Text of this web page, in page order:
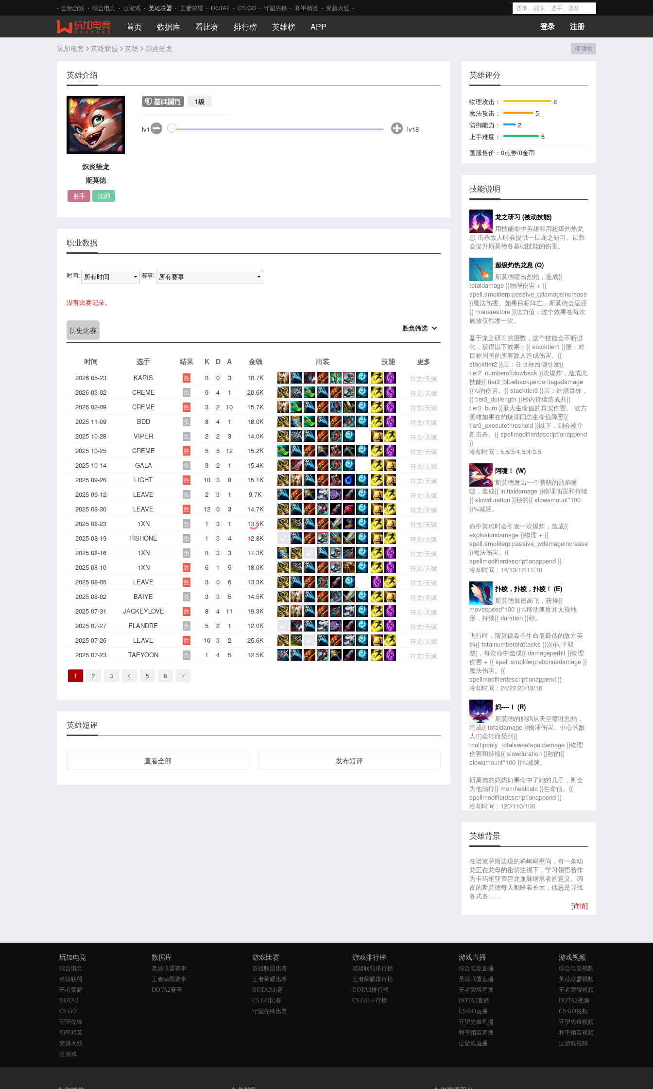
全部游戏 综合电竞 泛游戏 英雄联盟 王者荣耀 DOTA2 CS:GO 守望先锋 和平精英 穿越火线
首页 数据库 看比赛 排行榜 英雄榜 APP 登录 注册
玩加电竞 英雄联盟 英雄 炽炎雏龙 移动站
英雄介绍
炽炎雏龙
斯莫德
射手 法师
1级
lv1 lv18
职业数据
时间: 赛事:
没有比赛记录。
历史比赛 胜负筛选
时间 选手 结果 K D A 金钱 出装 技能 更多
2026 05-23 KARIS 胜 8 0 3 18.7K
符文/天赋
2026 03-02
CREME 负 9 4 1 20.6K
符文/天赋
2026 02-09
CREME 胜 3 2 10 15.7K
符文/天赋
2025 11-09
BDD 负 8 4 1 18.0K
符文/天赋
2025 10-28
VIPER 负 2 2 3 14.0K
符文/天赋
2025 10-25
CREME 胜 5 5 12 15.2K
符文/天赋
2025 10-14
GALA 负 3 2 1 15.4K
符文/天赋
2025 09-26
LIGHT 胜 10 3 8 15.1K
符文/天赋
2025 09-12
LEAVE 负 2 3 1 9.7K
符文/天赋
2025 08-30
LEAVE 胜 12 0 3 14.7K
符文/天赋
2025 08-23
1XN 负 1 3 1 13.5K
符文/天赋
2025 08-19
FISHONE 负 1 3 4 12.8K
符文/天赋
2025 08-16
1XN 负 8 3 3 17.3K
符文/天赋
2025 08-10
1XN 胜 6 1 5 18.0K
符文/天赋
2025 08-05
LEAVE 胜 3 0 6 13.3K
符文/天赋
2025 08-02
BAIYE 负 3 3 5 14.5K
符文/天赋
2025 07-31
JACKEYLOVE 胜 8 4 11 19.3K
符文/天赋
2025 07-27
FLANDRE 负 5 2 1 12.0K
符文/天赋
2025 07-26
LEAVE 胜 10 3 2 25.6K
符文/天赋
2025 07-23
TAEYOON 负 1 4 5 12.5K 符文/天赋
1 2 3 4 5 6 7
英雄短评
发布短评
查看全部
英雄评分
物理攻击：
8
魔法攻击：
5
防御能力：
2
上手难度：
6
国服售价：0点券/0金币
技能说明
龙之研习 (被动技能)
用技能命中英雄和用超级灼热龙
息 击杀敌人时会提供一层龙之研习。层数
会提升斯莫德各基础技能的伤害。
超级灼热龙息 (Q)
斯莫德喷出烈焰，造成{{
totaldamage }}物理伤害 +{{
spell.smolderp:passive_qdamageincrease
}}魔法伤害。如果目标阵亡，斯莫德会返还
{{ manarestore }}法力值 ，这个效果在每次
施放仅触发一次。
基于龙之研习的层数，这个技能会不断进
化，获得以下效果：{{ stacktier1 }}层 ：对
目标周围的所有敌人造成伤害。{{
stacktier2 }}层 ：在目标后侧引发{{
tier2_numberofblowback }}次爆炸，造成此
技能{{ tier2_blowbackpercentagedamage
}}%的伤害。{{ stacktier3 }}层 ：灼烧目标，
{{ tier3_dotlength }}秒内持续造成共{{
tier3_burn }}最大生命值的真实伤害。 敌方
英雄如果在灼烧期间总生命值降至{{
tier3_executethreshold }}以下，则会被立
刻击杀。{{ spellmodifierdescriptionappend
}}
冷却时间 : 5.5/5/4.5/4/3.5
阿嚏！ (W)
斯莫德发出一个萌萌的烈焰喷
嚏，造成{{ initialdamage }}物理伤害和持续
{{ slowduration }}秒的{{ slowamount*100
}}%减速。
命中英雄时会引发一次爆炸，造成{{
explosiondamage }}物理 +{{
spell.smolderp:passive_wdamageincrease
}}魔法伤害。{{
spellmodifierdescriptionappend }}
冷却时间 : 14/13/12/11/10
扑棱，扑棱，扑棱！ (E)
斯莫德展翅高飞，获得{{
movespeed*100 }}%移动速度并无视地
形，持续{{ duration }}秒。
飞行时，斯莫德轰击生命值最低的敌方英
雄{{ totalnumberofattacks }}次(向下取
整)，每次命中造成{{ damageperhit }}物理
伤害 +{{ spell.smolderp:ebonusdamage }}
魔法伤害。{{
spellmodifierdescriptionappend }}
冷却时间 : 24/22/20/18/16
妈----！ (R)
斯莫德的妈妈从天空喷吐烈焰，
造成{{ totaldamage }}物理伤害。中心的敌
人们会转而受到{{
tooltiponly_totalsweetspotdamage }}物理
伤害和持续{{ slowduration }}秒的{{
slowamount*100 }}%减速。
斯莫德的妈妈如果命中了她的儿子，则会
为他治疗{{ momhealcalc }}生命值。{{
spellmodifierdescriptionappend }}
冷却时间 : 120/110/100
英雄背景
在诺克萨斯边境的嶙峋峭壁间，有一条幼
龙正在龙母的密切注视下，学习领悟着作
为卡玛维亚帝巨龙血脉继承者的意义。调
皮的斯莫德每天都盼着长大，他总是寻找
各式各……
[详情]
玩加电竞
综合电竞
英雄联盟
王者荣耀
DOTA2
CS:GO
守望先锋
和平精英
穿越火线
泛游戏
数据库
英雄联盟赛事
王者荣耀赛事
DOTA2赛事
游戏比赛
英雄联盟比赛
王者荣耀比赛
DOTA2比赛
CS:GO比赛
守望先锋比赛
游戏排行榜
英雄联盟排行榜
王者荣耀排行榜
DOTA2排行榜
CS:GO排行榜
游戏直播
综合电竞直播
英雄联盟直播
王者荣耀直播
DOTA2直播
CS:GO直播
守望先锋直播
和平精英直播
泛游戏直播
游戏视频
综合电竞视频
英雄联盟视频
王者荣耀视频
DOTA2视频
CS:GO视频
守望先锋视频
和平精英视频
泛游戏视频